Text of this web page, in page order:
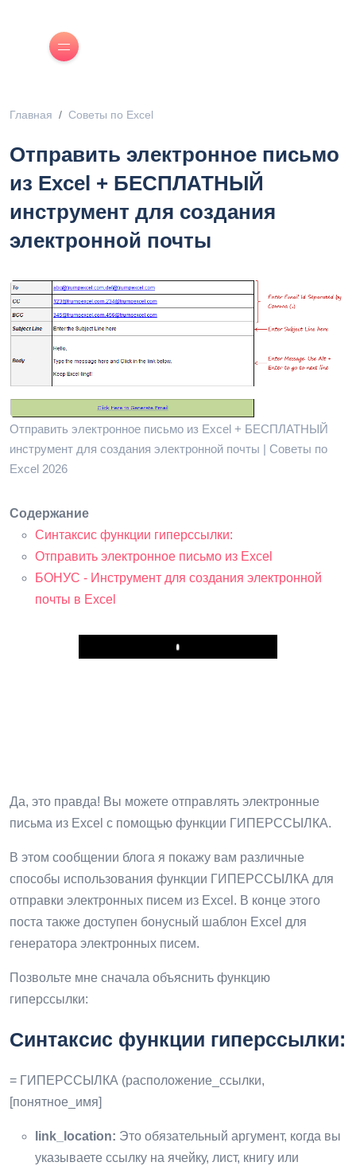
Главная Советы по Excel
Отправить электронное письмо
из Excel + БЕСПЛАТНЫЙ
инструмент для создания
электронной почты
Отправить электронное письмо из Excel + БЕСПЛАТНЫЙ
инструмент для создания электронной почты | Советы по
Excel 2026
Содержание
Синтаксис функции гиперссылки:
Отправить электронное письмо из Excel
БОНУС - Инструмент для создания электронной
почты в Excel
Play
Да, это правда! Вы можете отправлять электронные
письма из Excel с помощью функции ГИПЕРССЫЛКА.
В этом сообщении блога я покажу вам различные
способы использования функции ГИПЕРССЫЛКА для
отправки электронных писем из Excel. В конце этого
поста также доступен бонусный шаблон Excel для
генератора электронных писем.
Позвольте мне сначала объяснить функцию
гиперссылки:
Синтаксис функции гиперссылки:
= ГИПЕРССЫЛКА (расположение_ссылки,
[понятное_имя]
link_location: Это обязательный аргумент, когда вы
указываете ссылку на ячейку, лист, книгу или